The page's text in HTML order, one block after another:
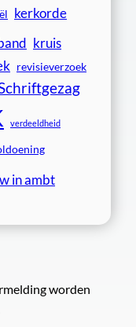
kerkorde
kruis
revisieverzoek
verdeeldheid
in ambt
worden